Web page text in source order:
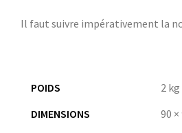
Il faut suivre impérativement la
POIDS
2 kg
DIMENSIONS
90 ×